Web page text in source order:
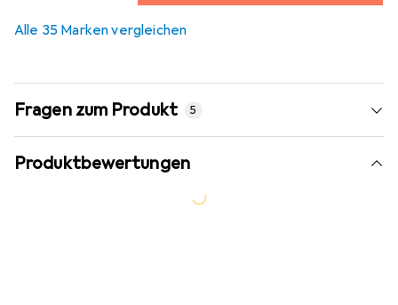
Alle 35 Marken vergleichen
Fragen zum Produkt 5
Produktbewertungen